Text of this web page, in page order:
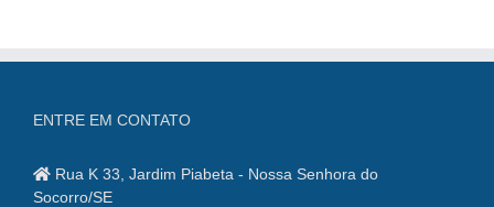
ENTRE EM CONTATO
Rua K 33, Jardim Piabeta - Nossa Senhora do
Socorro/SE